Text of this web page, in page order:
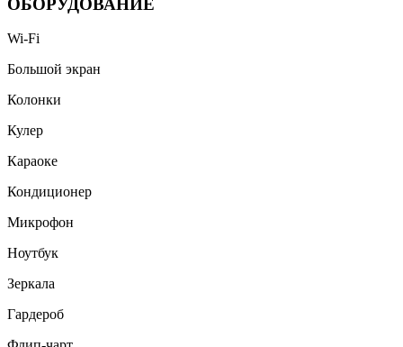
Wi-Fi
Большой экран
Колонки
Кулер
Караоке
Кондиционер
Микрофон
Ноутбук
Зеркала
Гардероб